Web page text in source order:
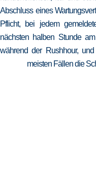
Abschluss eines
Pflicht, bei jedem
nächsten halben Stunde
während der Rushhour,
meisten Fällen die